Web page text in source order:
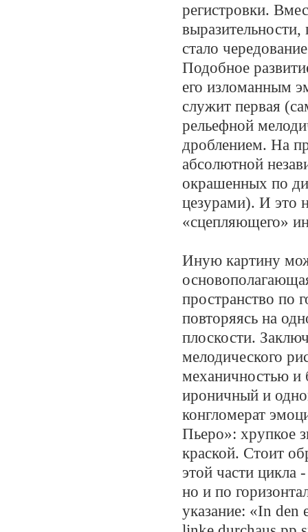
регистровки.
стало
Подобное
его изломанным
служит первая
рельефной
дроблением. На
абсолютной
окрашенных по
цезурами). И это
«сцепляющего»
Иную картину
пространство по
повторяясь на
плоскости.
мелодического
механичностью и
ироничный и
конгломерат
Пьеро»: хрупкое
краской. Стоит
этой части цикла
но и по
указание: «In den